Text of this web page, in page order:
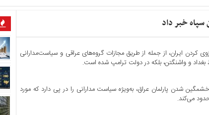
سپاه خبر داد
کردن ایران، از جمله از طریق مجازات گروه‌های عراقی و سیاست‌مدارانی
و واشنگتن، بلکه در دولت ترامپ شده است.
شدن پارلمان عراق، به‌ویژه سیاست مدارانی را در پی دارد که مورد
می‌کند.